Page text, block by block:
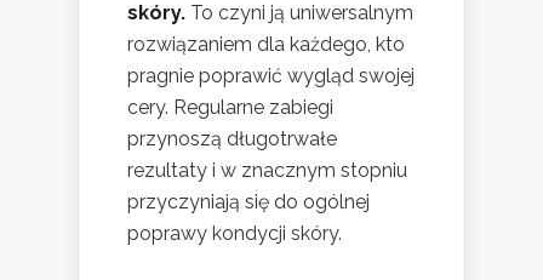
skóry. To czyni ją uniwersalnym
rozwiązaniem dla każdego, kto
pragnie poprawić wygląd swojej
cery. Regularne zabiegi
przynoszą długotrwałe
rezultaty i w znacznym stopniu
przyczyniają się do ogólnej
poprawy kondycji skóry.